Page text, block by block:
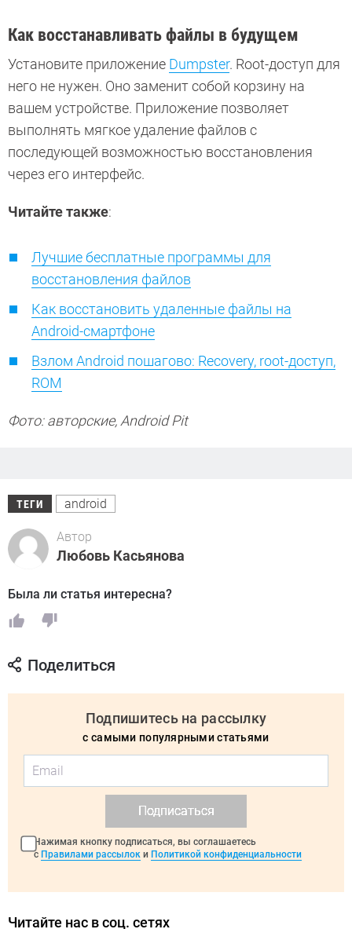
Как восстанавливать файлы в будущем
Установите приложение Dumpster. Root-доступ для
него не нужен. Оно заменит собой корзину на
вашем устройстве. Приложение позволяет
выполнять мягкое удаление файлов с
последующей возможностью восстановления
через его интерфейс.
Читайте также:
Лучшие бесплатные программы для
восстановления файлов
Как восстановить удаленные файлы на
Android-смартфоне
Взлом Android пошагово: Recovery, root-доступ,
ROM
Фото: авторские, Android Pit
ТЕГИ android
Автор
Любовь Касьянова
Была ли статья интересна?
Поделиться
Подпишитесь на рассылку
с самыми популярными статьями
Подписаться
Нажимая кнопку подписаться, вы соглашаетесь
с Правилами рассылок и Политикой конфиденциальности
Читайте нас в соц. сетях